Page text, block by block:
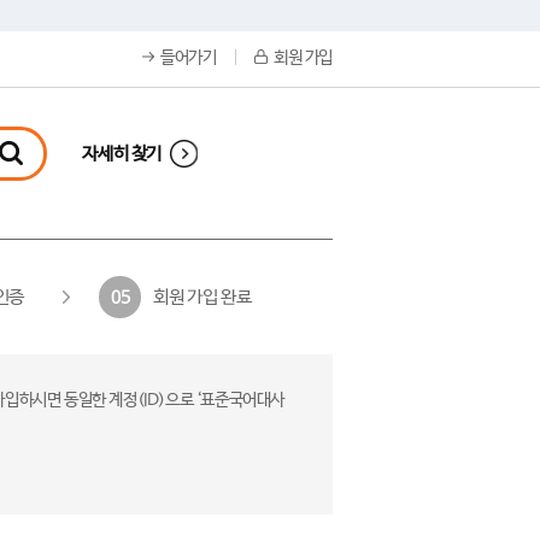
들어가기 회원 가입
자세히 찾기
증 05 회원 가입 완료
하시면 동일한 계정(ID)으로 ‘표준국어대사